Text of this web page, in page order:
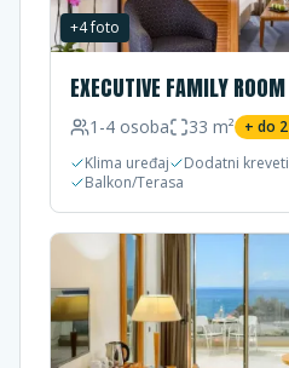
+4foto
EXECUTIVE FAMILY ROOM
1-4 osoba 33 m² + do 2
Klima uređaj
Dodatni kreveti
Balkon/Terasa